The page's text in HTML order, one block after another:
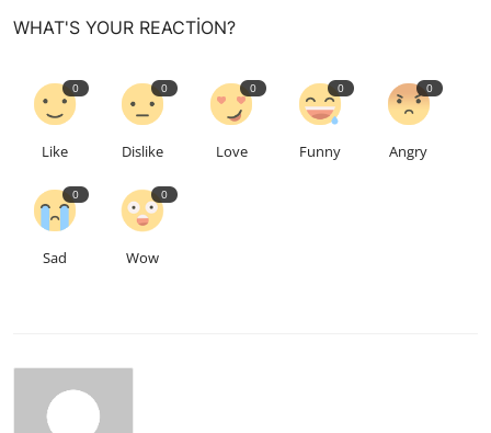
WHAT'S YOUR REACTION?
0
Like
0
Dislike
0
Love
0
Funny
0
Angry
0
Sad
0
Wow